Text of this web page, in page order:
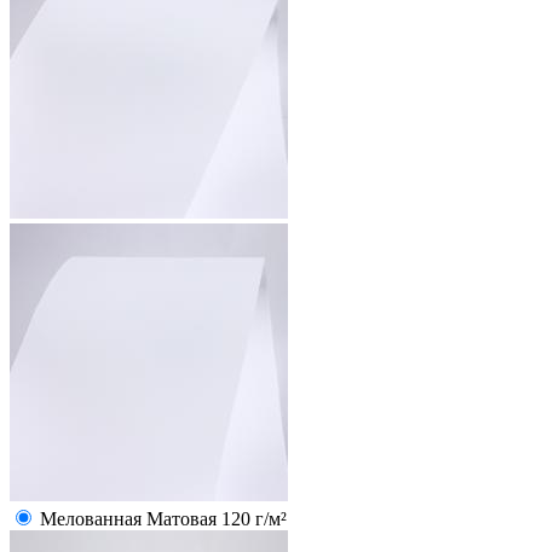
Мелованная Матовая 120 г/м²